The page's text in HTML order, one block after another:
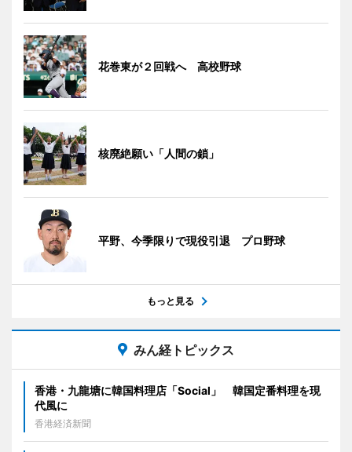
花巻東が２回戦へ 高校野球
核廃絶願い「人間の鎖」
平野、今季限りで現役引退 プロ野球
もっと見る
みん経トピックス
香港・九龍塘に韓国料理店「Social」 韓国定番料理を現
代風に
香港経済新聞